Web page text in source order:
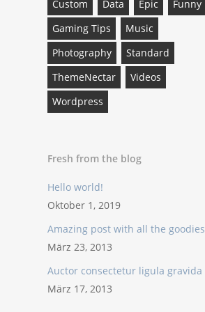
Custom Data Epic
Funny
Gaming Tips
Music
Photography
Standard
ThemeNectar
Videos
Wordpress
Fresh from the blog
Hello world!
Oktober 1, 2019
Amazing post with all the goodies
März 23, 2013
Auctor consectetur ligula gravida
März 17, 2013